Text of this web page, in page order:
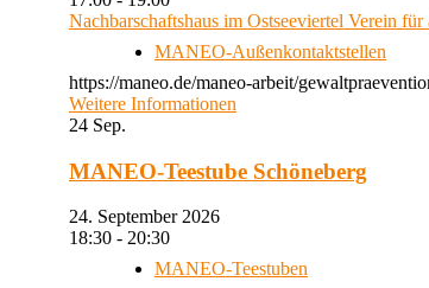
Nachbarschaftshaus im Ostseeviertel Verein
MANEO-Außenkontaktstellen
https://maneo.de/maneo-arbeit/
Weitere Informationen
24 Sep.
MANEO-Teestube Schöneberg
24. September 2026
18:30 - 20:30
MANEO-Teestuben